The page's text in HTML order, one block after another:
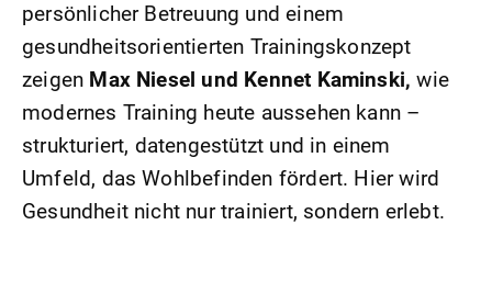
persönlicher Betreuung und einem
gesundheitsorientierten Trainingskonzept
zeigen Max Niesel und Kennet Kaminski, wie
modernes Training heute aussehen kann –
strukturiert, datengestützt und in einem
Umfeld, das Wohlbefinden fördert. Hier wird
Gesundheit nicht nur trainiert, sondern erlebt.